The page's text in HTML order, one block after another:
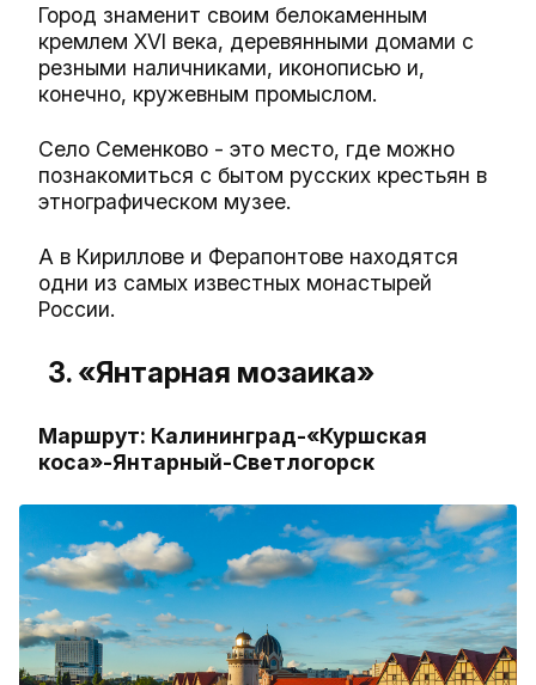
Город знаменит своим белокаменным
кремлем XVI века, деревянными домами с
резными наличниками, иконописью и,
конечно, кружевным промыслом.
Село Семенково - это место, где можно
познакомиться с бытом русских крестьян в
этнографическом музее.
А в Кириллове и Ферапонтове находятся
одни из самых известных монастырей
России.
3. «Янтарная мозаика»
Маршрут: Калининград-«Куршская
коса»-Янтарный-Светлогорск